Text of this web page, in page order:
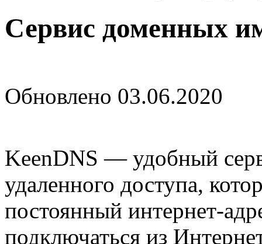
Сервис доменных
Обновлено 03.06.2020
KeenDNS — удобный
удаленного доступа,
постоянный интернет-
подключаться из